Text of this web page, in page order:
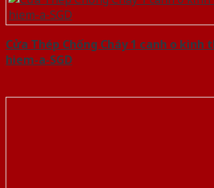
Cửa Thép Chống Cháy 1 canh o kinh
hiem-a-SGD